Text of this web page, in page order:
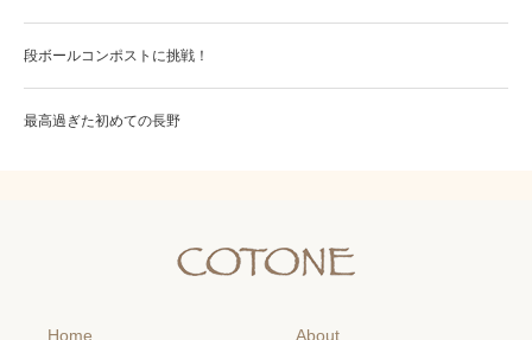
段ボールコンポストに挑戦！
最高過ぎた初めての長野
Home About